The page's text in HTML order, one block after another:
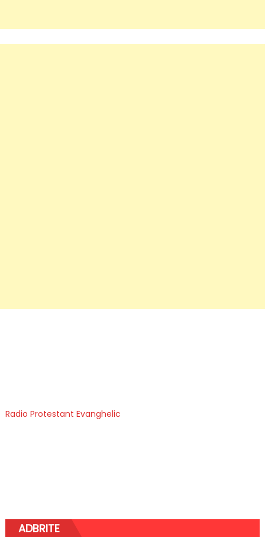
Radio Protestant Evanghelic
ADBRITE